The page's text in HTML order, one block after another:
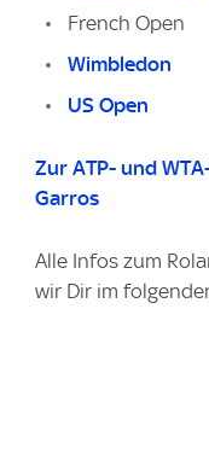
French Open
Wimbledon
US Open
Zur ATP- und
Garros
Alle Infos zum
wir Dir im